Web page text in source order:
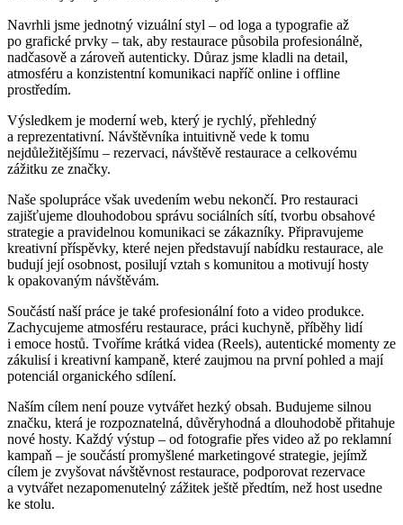
Navrhli jsme jednotný vizuální styl – od loga a typografie až
po grafické prvky – tak, aby restaurace působila profesionálně,
nadčasově a zároveň autenticky. Důraz jsme kladli na detail,
atmosféru a konzistentní komunikaci napříč online i offline
prostředím.
Výsledkem je moderní web, který je rychlý, přehledný
a reprezentativní. Návštěvníka intuitivně vede k tomu
nejdůležitějšímu – rezervaci, návštěvě restaurace a celkovému
zážitku ze značky.
Naše spolupráce však uvedením webu nekončí. Pro restauraci
zajišťujeme dlouhodobou správu sociálních sítí, tvorbu obsahové
strategie a pravidelnou komunikaci se zákazníky. Připravujeme
kreativní příspěvky, které nejen představují nabídku restaurace, ale
budují její osobnost, posilují vztah s komunitou a motivují hosty
k opakovaným návštěvám.
Součástí naší práce je také profesionální foto a video produkce.
Zachycujeme atmosféru restaurace, práci kuchyně, příběhy lidí
i emoce hostů. Tvoříme krátká videa (Reels), autentické momenty ze
zákulisí i kreativní kampaně, které zaujmou na první pohled a mají
potenciál organického sdílení.
Naším cílem není pouze vytvářet hezký obsah. Budujeme silnou
značku, která je rozpoznatelná, důvěryhodná a dlouhodobě přitahuje
nové hosty. Každý výstup – od fotografie přes video až po reklamní
kampaň – je součástí promyšlené marketingové strategie, jejímž
cílem je zvyšovat návštěvnost restaurace, podporovat rezervace
a vytvářet nezapomenutelný zážitek ještě předtím, než host usedne
ke stolu.